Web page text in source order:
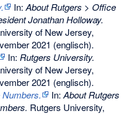
In:About Rutgers > Office
Jonathan Holloway.
of New Jersey,
2021 (englisch).
In:Rutgers University.
of New Jersey,
2021 (englisch).
In:About Rutgers
Rutgers University,